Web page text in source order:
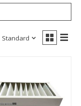
Standard